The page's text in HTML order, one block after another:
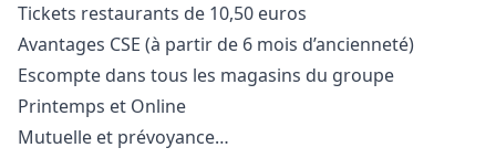
Tickets restaurants de 10,50 euros
Avantages CSE (à partir de 6 mois d’ancienneté)
Escompte dans tous les magasins du groupe
Printemps et Online
Mutuelle et prévoyance…